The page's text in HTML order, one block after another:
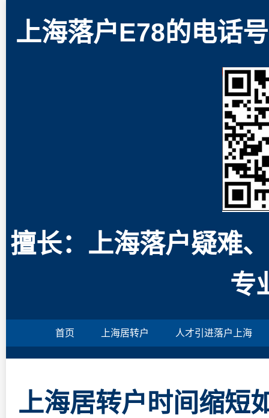
上海落户E78的电话
擅长：上海落户疑难
专
首页 上海居转户 人才引进落户上海
上海居转户时间缩短